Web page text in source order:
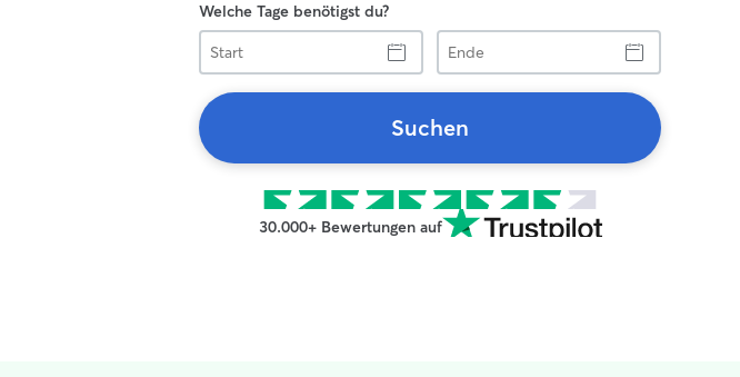
Welche Tage benötigst du?
Start
Ende
Suchen
30.000+ Bewertungen auf